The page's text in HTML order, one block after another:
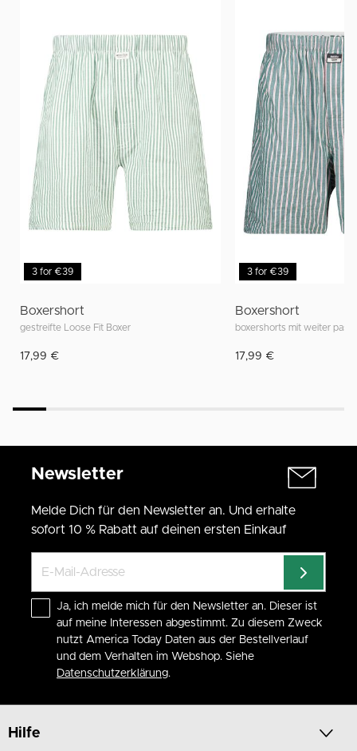
3 for €39
Boxershort
gestreifte Loose Fit Boxer
17,99 €
3 for €39
Boxershort
boxershorts mit weiter
17,99 €
Newsletter
Melde Dich für den Newsletter an. Und erhalte
sofort 10 % Rabatt auf deinen ersten Einkauf
Ja, ich melde mich für den Newsletter an. Dieser ist
auf meine Interessen abgestimmt. Zu diesem Zweck
nutzt America Today Daten aus der Bestellverlauf
und dem Verhalten im Webshop. Siehe
Datenschutzerklärung.
Hilfe